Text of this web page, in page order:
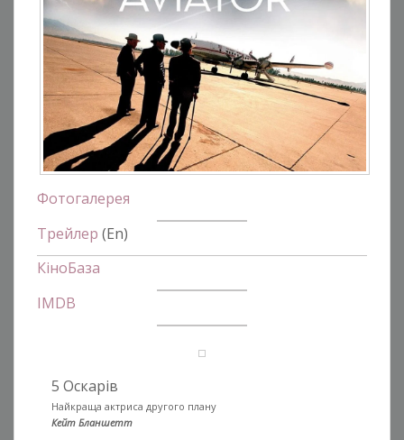
Фотогалерея
Трейлер (En)
КіноБаза
IMDB
5 Оскарів
Найкраща актриса другого плану
Кейт Бланшетт